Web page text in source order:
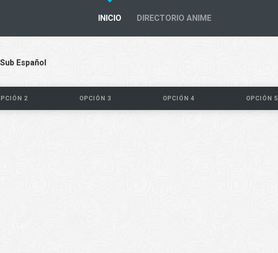
INICIO DIRECTORIO ANIME
Español
2 OPCIÓN 3 OPCIÓN 4 OPCIÓN 5